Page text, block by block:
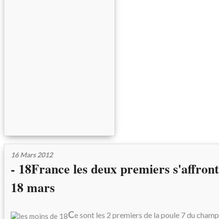
16 Mars 2012
- 18France les deux premiers
18 mars
Ce sont les 2 premiers de la poule 7 du